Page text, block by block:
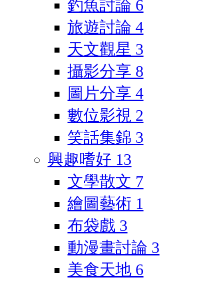
釣魚討論 6
旅遊討論 4
天文觀星 3
攝影分享 8
圖片分享 4
數位影視 2
笑話集錦 3
興趣嗜好 13
文學散文 7
繪圖藝術 1
布袋戲 3
動漫畫討論 3
美食天地 6